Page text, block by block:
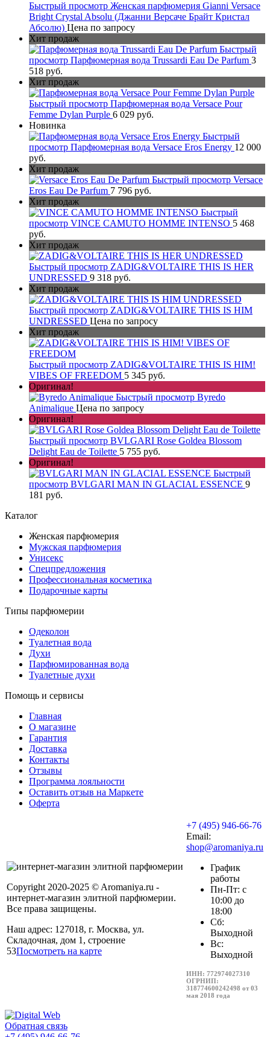
Быстрый просмотр Женская парфюмерия Gianni Versace
Bright Crystal Absolu (Джанни Версаче Брайт Кристал
Абсолю) Цена по запросу
Хит продаж
Быстрый
просмотр Парфюмерная вода Trussardi Eau De Parfum 3
518 руб.
Хит продаж
Быстрый просмотр Парфюмерная вода Versace Pour
Femme Dylan Purple 6 029 руб.
Новинка
Быстрый
просмотр Парфюмерная вода Versace Eros Energy 12 000
руб.
Хит продаж
Быстрый просмотр Versace
Eros Eau De Parfum 7 796 руб.
Хит продаж
Быстрый
просмотр VINCE CAMUTO HOMME INTENSO 5 468
руб.
Хит продаж
Быстрый просмотр ZADIG&VOLTAIRE THIS IS HER
UNDRESSED 9 318 руб.
Хит продаж
Быстрый просмотр ZADIG&VOLTAIRE THIS IS HIM
UNDRESSED Цена по запросу
Хит продаж
Быстрый просмотр ZADIG&VOLTAIRE THIS IS HIM!
VIBES OF FREEDOM 5 345 руб.
Оригинал!
Быстрый просмотр Byredo
Animalique Цена по запросу
Оригинал!
Быстрый просмотр BVLGARI Rose Goldea Blossom
Delight Eau de Toilette 5 755 руб.
Оригинал!
Быстрый
просмотр BVLGARI MAN IN GLACIAL ESSENCE 9
181 руб.
Каталог
Женская парфюмерия
Мужская парфюмерия
Унисекс
Спецпредложения
Профессиональная косметика
Подарочные карты
Типы парфюмерии
Одеколон
Туалетная вода
Духи
Парфюмированная вода
Туалетные духи
Помощь и сервисы
Главная
О магазине
Гарантия
Доставка
Контакты
Отзывы
Программа лояльности
Оставить отзыв на Маркете
Оферта
Copyright 2020-2025 © Aromaniya.ru -
интернет-магазин элитной парфюмерии.
Все права защищены.
Наш адрес: 127018, г. Москва, ул.
Складочная, дом 1, строение
53Посмотреть на карте
+7 (495) 946-66-76
Email:
shop@aromaniya.ru
График
работы
Пн-Пт: с
10:00 до
18:00
Сб:
Выходной
Вс:
Выходной
ИНН: 772974027310
ОГРНИП:
318774600242498 от 03
мая 2018 года
Обратная связь